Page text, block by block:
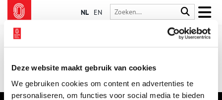
Deze website maakt gebruik van cookies
We gebruiken cookies om content en advertenties te
personaliseren, om functies voor social media te bieden
NL EN